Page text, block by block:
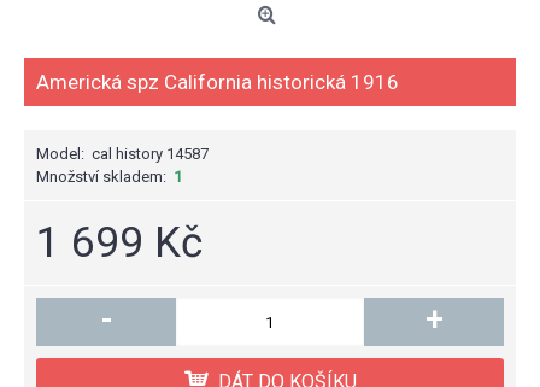
Americká spz California historická 1916
Model: cal history 14587
Množství skladem: 1
1 699 Kč
- +
DÁT DO KOŠÍKU